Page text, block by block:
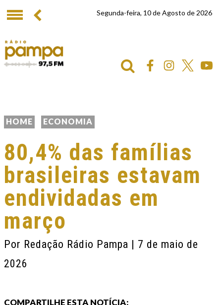
Segunda-feira, 10 de Agosto de 2026
HOME ECONOMIA
80,4% das famílias
brasileiras estavam
endividadas em
março
Por Redação Rádio Pampa | 7 de maio de
2026
COMPARTILHE ESTA NOTÍCIA: